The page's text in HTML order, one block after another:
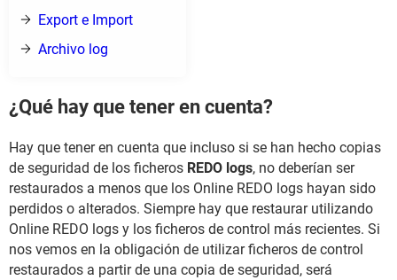
Export e Import
Archivo log
¿Qué hay que tener en cuenta?
Hay que tener en cuenta que incluso si se han hecho copias
de seguridad de los ficheros REDO logs, no deberían ser
restaurados a menos que los Online REDO logs hayan sido
perdidos o alterados. Siempre hay que restaurar utilizando
Online REDO logs y los ficheros de control más recientes. Si
nos vemos en la obligación de utilizar ficheros de control
restaurados a partir de una copia de seguridad, será